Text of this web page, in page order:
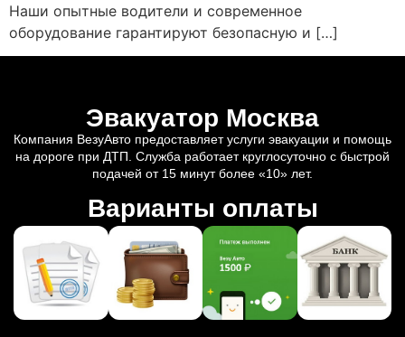
Наши опытные водители и современное
оборудование гарантируют безопасную и […]
Эвакуатор Москва
Компания ВезуАвто предоставляет услуги эвакуации и помощь
на дороге при ДТП. Служба работает круглосуточно с быстрой
подачей от 15 минут более «10» лет.
Варианты оплаты